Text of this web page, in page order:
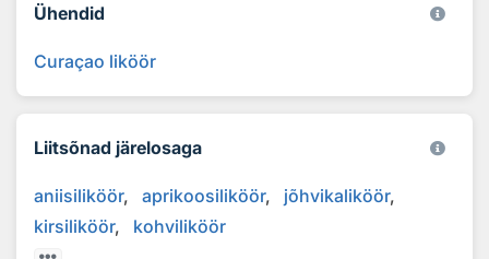
Ühendid
Curaçao liköör
Liitsõnad järelosaga
aniisiliköör aprikoosiliköör
jõhvikaliköör
kirsiliköör
kohviliköör